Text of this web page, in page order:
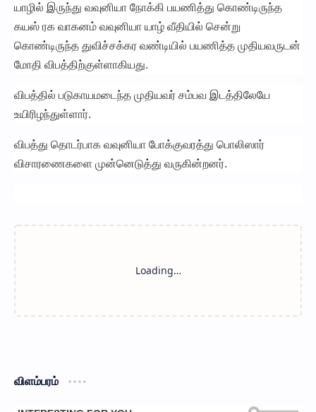
யாழில் இருந்து வவுனியா நோக்கி பயணித்து கொண்டிருந்த
கயஸ் ரக வாகனம் வவுனியா யாழ் வீதியில் சென்று
கொண்டிருந்த துவிச்சக்கர வண்டியில் பயணித்த முதியவருடன்
மோதி விபத்திற்குள்ளாகியது.
விபத்தில் படுகாயமடைந்த முதியவர் சம்பவ இடத்திலேயே
உயிரிழந்துள்ளார்.
விபத்து தொடர்பாக வவுனியா போக்குவரத்து பொலிஸார்
விசாரணைகளை முன்னெடுத்து வருகின்றனர்.
விளம்பரம்